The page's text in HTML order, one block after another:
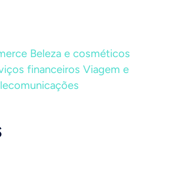
Beleza e cosméticos
financeiros Viagem e